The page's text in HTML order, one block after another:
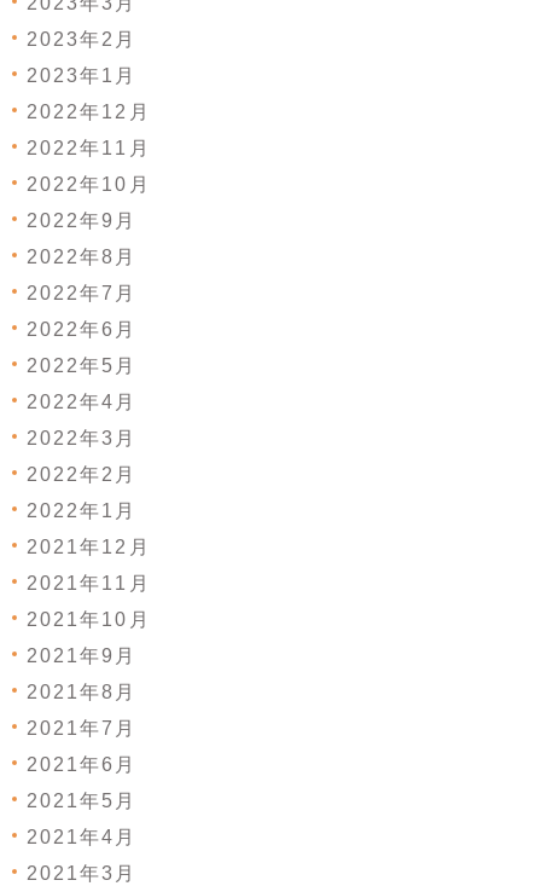
2023年2月
2023年1月
2022年12月
2022年11月
2022年10月
2022年9月
2022年8月
2022年7月
2022年6月
2022年5月
2022年4月
2022年3月
2022年2月
2022年1月
2021年12月
2021年11月
2021年10月
2021年9月
2021年8月
2021年7月
2021年6月
2021年5月
2021年4月
2021年3月